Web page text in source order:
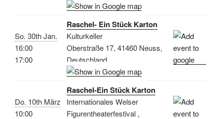
So. 30th Jan.
16:00
17:00
Raschel- Ein Stück Karton
Kulturkeller
Oberstraße 17, 41460 Neuss,
Deutschland
Do. 10th März
10:00
Raschel-Ein Stück Karton
Internationales Welser
Figurentheaterfestival ,